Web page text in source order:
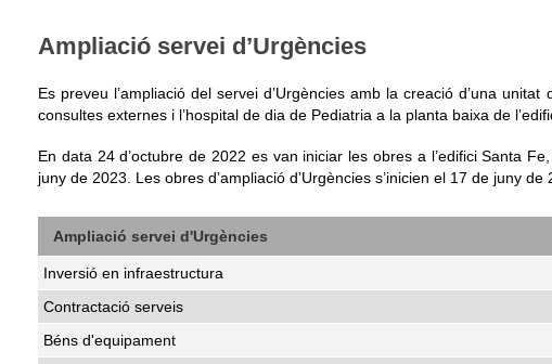
Ampliació servei d’Urgències
Es preveu l’ampliació del servei d’Urgències amb la creació d’una
consultes externes i l’hospital de dia de Pediatria a la planta baixa de
En data 24 d’octubre de 2022 es van iniciar les obres a l’edifici Santa
juny de 2023. Les obres d’ampliació d’Urgències s’inicien el 17 de juny de
Ampliació servei d'Urgències
Inversió en infraestructura
Contractació serveis
Béns d'equipament